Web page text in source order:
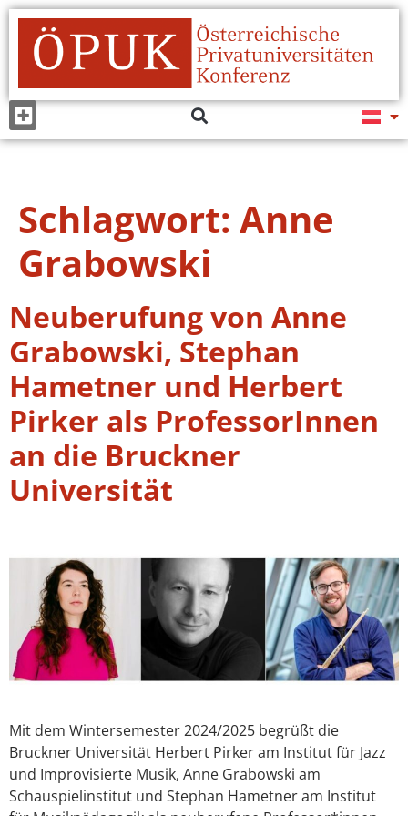
Schlagwort: Anne
Grabowski
Neuberufung von Anne
Grabowski, Stephan
Hametner und Herbert
Pirker als ProfessorInnen
an die Bruckner
Universität
Mit dem Wintersemester 2024/2025 begrüßt die
Bruckner Universität Herbert Pirker am Institut für Jazz
und Improvisierte Musik, Anne Grabowski am
Schauspielinstitut und Stephan Hametner am Institut